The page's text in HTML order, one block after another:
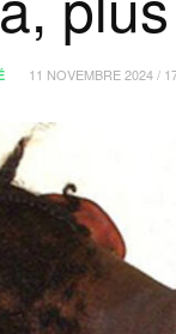
11 NOVEMBRE 2024 /